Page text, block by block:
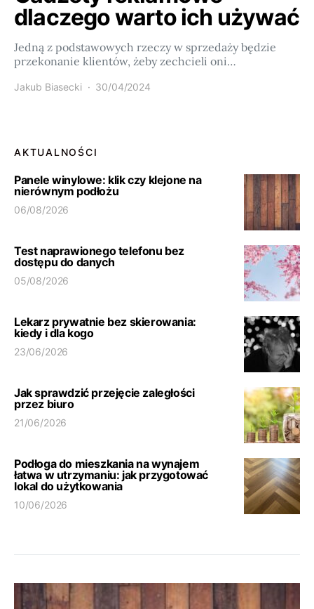
dlaczego warto ich używać
Jedną z podstawowych rzeczy w sprzedaży będzie
przekonanie klientów, żeby zechcieli oni…
Jakub Biasecki 30/04/2024
AKTUALNOŚCI
Panele winylowe: klik czy klejone na
nierównym podłożu
06/08/2026
Test naprawionego telefonu bez
dostępu do danych
05/08/2026
Lekarz prywatnie bez skierowania:
kiedy i dla kogo
23/06/2026
Jak sprawdzić przejęcie zaległości
przez biuro
21/06/2026
Podłoga do mieszkania na wynajem
łatwa w utrzymaniu: jak przygotować
lokal do użytkowania
10/06/2026